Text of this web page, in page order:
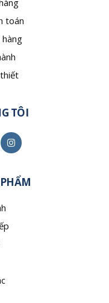
toán
TÔI